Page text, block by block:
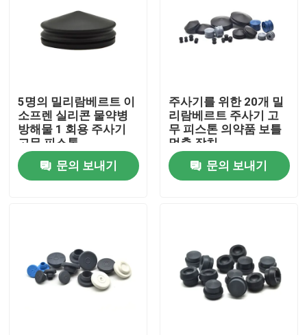
회사 소개
품질 관리
연락처
의학 고무마개
5명의 밀리람베르트 이
소프렌 실리콘 물약병
방해물 1 회용 주사기
고무 피스톤
문의 보내기
주사기를 위한 20개 밀
리람베르트 주사기 고
무 피스톤 의약품 보틀
멈춤 장치
문의 보내기